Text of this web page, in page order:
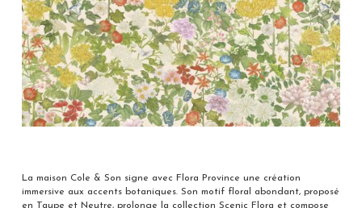
La maison Cole & Son signe avec Flora Province une création
immersive aux accents botaniques. Son motif floral abondant, proposé
en Taupe et Neutre, prolonge la collection Scenic Flora et compose